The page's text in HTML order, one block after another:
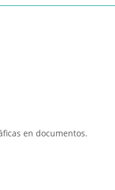
en documentos.